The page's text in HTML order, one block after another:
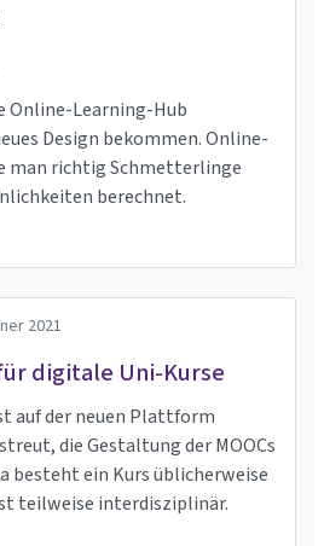
Online-Learning-Hub
Design bekommen. Online-
man richtig Schmetterlinge
berechnet.
2021
digitale Uni-Kurse
auf der neuen Plattform
die Gestaltung der MOOCs
besteht ein Kurs üblicherweise
teilweise interdisziplinär.